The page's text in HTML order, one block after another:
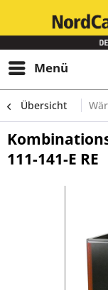
Menü
Übersicht
111-141-E RE